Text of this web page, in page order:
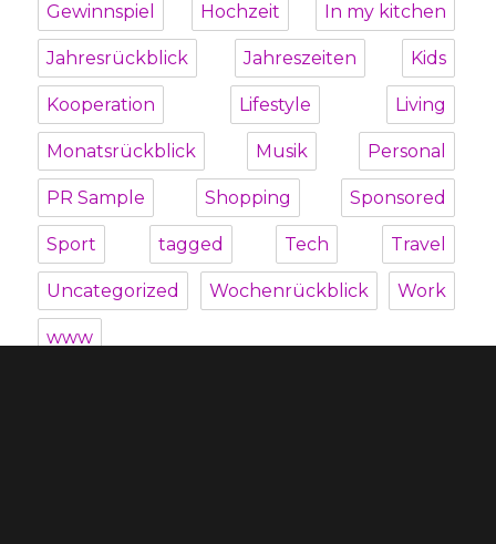
Gewinnspiel Hochzeit In my kitchen
Jahresrückblick Jahreszeiten Kids
Kooperation Lifestyle Living
Monatsrückblick Musik Personal
PR Sample Shopping Sponsored
Sport tagged Tech Travel
Uncategorized Wochenrückblick Work
www